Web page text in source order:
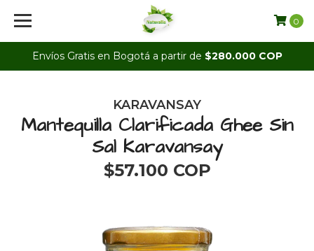
Envíos Gratis en Bogotá a partir de $280.000 COP
0
KARAVANSAY
Mantequilla Clarificada Ghee Sin
Sal Karavansay
$57.100 COP